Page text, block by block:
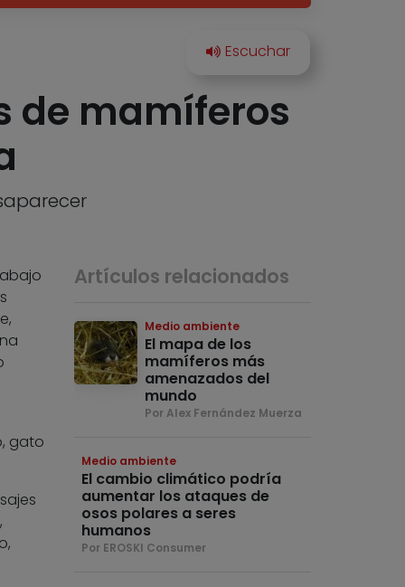
de mamíferos
gato
Artículos relacionados
Medio ambiente
El mapa de los
mamíferos más
amenazados del
mundo
Por Alex Fernández Muerza
Medio ambiente
El cambio climático podría
aumentar los ataques de
osos polares a seres
humanos
Por EROSKI Consumer